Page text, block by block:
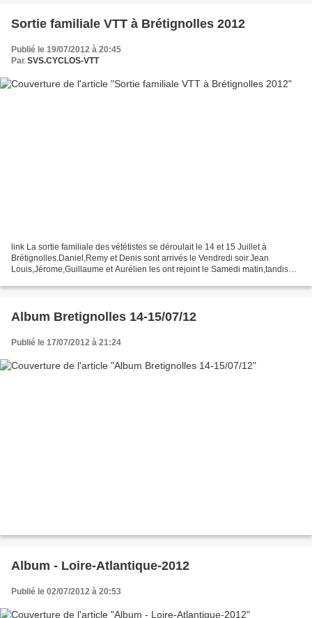
Sortie familiale VTT à Brétignolles 2012
Publié le 19/07/2012 à 20:45
Par SVS.CYCLOS-VTT
link La sortie familiale des vététistes se déroulait le 14 et 15 Juillet à
Brétignolles.Daniel,Remy et Denis sont arrivés le Vendredi soir.Jean
Louis,Jérome,Guillaume et Aurélien les ont rejoint le Samedi matin,tandis
Album Bretignolles 14-15/07/12
Publié le 17/07/2012 à 21:24
Album - Loire-Atlantique-2012
Publié le 02/07/2012 à 20:53